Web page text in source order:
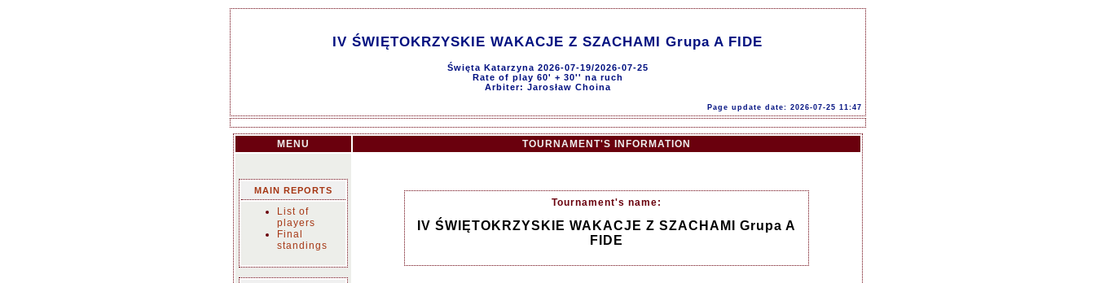
IV ŚWIĘTOKRZYSKIE WAKACJE Z SZACHAMI Grupa A FIDE
Święta Katarzyna 2026-07-19/2026-07-25
Rate of play 60' + 30'' na ruch
Arbiter: Jarosław Choina
Page update date: 2026-07-25 11:47
MENU TOURNAMENT'S INFORMATION
MAIN REPORTS
List of
players
Final
standings
Tournament's name:
IV ŚWIĘTOKRZYSKIE WAKACJE Z SZACHAMI Grupa A
FIDE